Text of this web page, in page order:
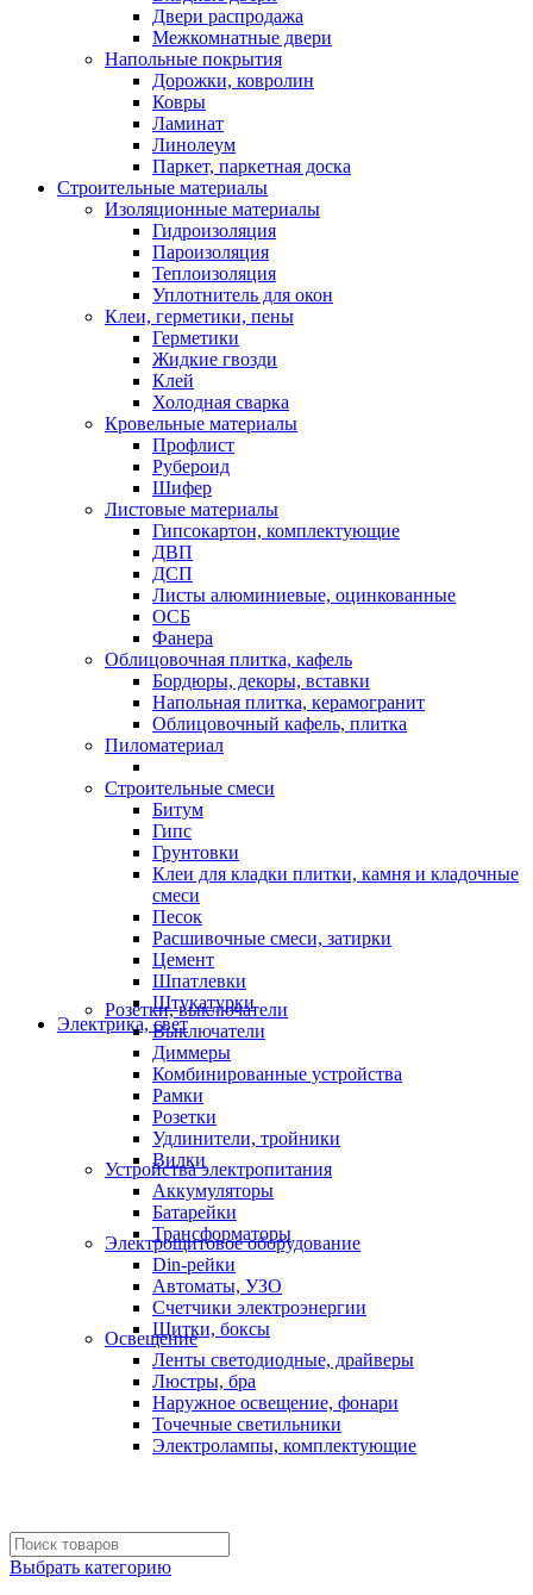
Двери распродажа
Межкомнатные двери
Напольные покрытия
Дорожки, ковролин
Ковры
Ламинат
Линолеум
Паркет, паркетная доска
Строительные материалы
Изоляционные материалы
Гидроизоляция
Пароизоляция
Теплоизоляция
Уплотнитель для окон
Клеи, герметики, пены
Герметики
Жидкие гвозди
Клей
Холодная сварка
Кровельные материалы
Профлист
Рубероид
Шифер
Листовые материалы
Гипсокартон, комплектующие
ДВП
ДСП
Листы алюминиевые, оцинкованные
ОСБ
Фанера
Облицовочная плитка, кафель
Бордюры, декоры, вставки
Напольная плитка, керамогранит
Облицовочный кафель, плитка
Пиломатериал
Строительные смеси
Битум
Гипс
Грунтовки
Клеи для кладки плитки, камня и кладочные
смеси
Песок
Расшивочные смеси, затирки
Цемент
Шпатлевки
Штукатурки
Электрика, свет
Розетки, выключатели
Выключатели
Диммеры
Комбинированные устройства
Рамки
Розетки
Удлинители, тройники
Вилки
Устройства электропитания
Аккумуляторы
Батарейки
Трансформаторы
Электрощитовое оборудование
Din-рейки
Автоматы, УЗО
Счетчики электроэнергии
Щитки, боксы
Освещение
Ленты светодиодные, драйверы
Люстры, бра
Наружное освещение, фонари
Точечные светильники
Электролампы, комплектующие
Выбрать категорию